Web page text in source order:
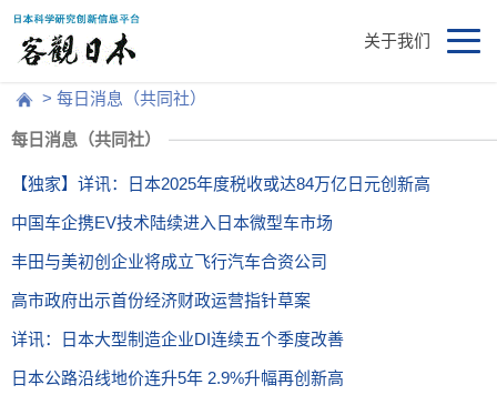
关于我们
> 每日消息（共同社）
每日消息（共同社）
【独家】详讯：日本2025年度税收或达84万亿日元创新高
中国车企携EV技术陆续进入日本微型车市场
丰田与美初创企业将成立飞行汽车合资公司
高市政府出示首份经济财政运营指针草案
详讯：日本大型制造企业DI连续五个季度改善
日本公路沿线地价连升5年 2.9%升幅再创新高